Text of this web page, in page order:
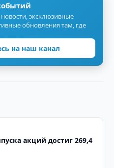
эксклюзивные
обновления там, где
на наш канал
акций достиг 269,4